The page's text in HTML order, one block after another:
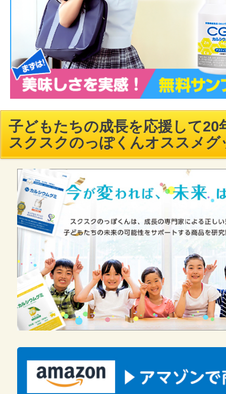
子どもたちの成長を応援して20
スクスクのっぽくんオススメグ